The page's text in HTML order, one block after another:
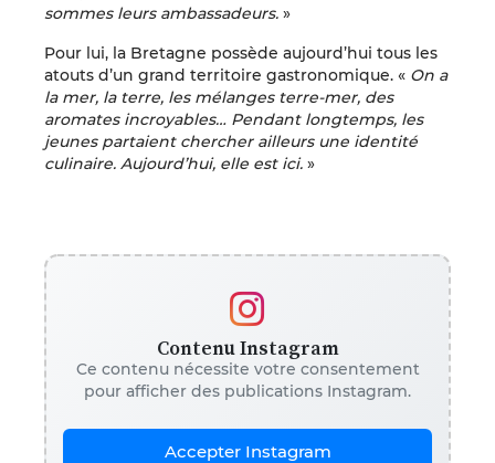
sommes leurs ambassadeurs. »
Pour lui, la Bretagne possède aujourd’hui tous les
atouts d’un grand territoire gastronomique. « On a
la mer, la terre, les mélanges terre-mer, des
aromates incroyables… Pendant longtemps, les
jeunes partaient chercher ailleurs une identité
culinaire. Aujourd’hui, elle est ici. »
Contenu Instagram
Ce contenu nécessite votre consentement
pour afficher des publications Instagram.
Accepter Instagram